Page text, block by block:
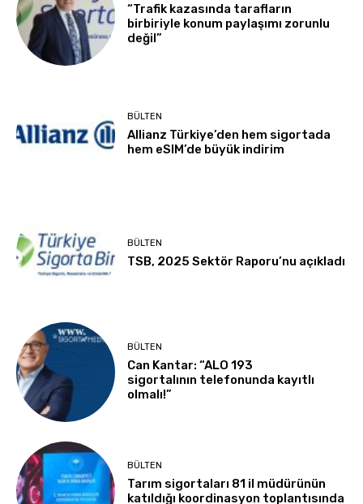
“Trafik kazasında tarafların
birbiriyle konum paylaşımı zorunlu
değil”
BÜLTEN
Allianz Türkiye’den hem sigortada
hem eSIM’de büyük indirim
BÜLTEN
TSB, 2025 Sektör Raporu’nu açıkladı
BÜLTEN
Can Kantar: “ALO 193
sigortalının telefonunda kayıtlı
olmalı!”
BÜLTEN
Tarım sigortaları 81 il müdürünün
katıldığı koordinasyon toplantısında